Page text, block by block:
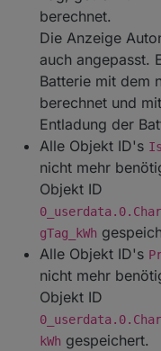
der Ferne
Stufen
Kleinere
bereinigen.
berechnet.
Die Anzeige
auch angepasst.
Batterie mit dem
berechnet und
Entladung der
Alle Objekt ID's
nicht mehr
Objekt ID
gTag_kWh
Alle Objekt ID's
nicht mehr
Objekt ID
kWh gespeichert.